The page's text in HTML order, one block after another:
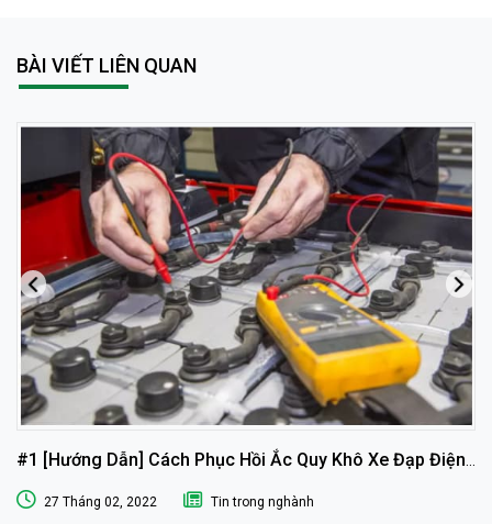
BÀI VIẾT LIÊN QUAN
#1 [Hướng Dẫn] Cách Phục Hồi Ắc Quy Khô Xe Đạp Điện
Tại Nhà
27 Tháng 02, 2022 Tin trong nghành